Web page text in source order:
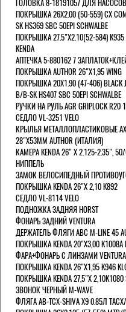
ГОЛОВКА 8-18191057 ДЛЯ НАСОСОВ
ПОКРЫШКА 26X2.00 (50-559) CX
SK HS369 SBC 50EPI SCHWALBE
ПОКРЫШКА 27.5"Х2.10(52-584) K935
KENDA
АПТЕЧКА 5-880162 7
ПОКРЫШКА AUTHOR 26"Х1,95 WING
ПОКРЫШКА 20X1.90 (47-406) BLACK
B/B-SK HS407 SBC 50EPI SCHWALBE
РУЧКИ НА РУЛЬ AGR GRIPLOCK R20
СЕДЛО VL-3251 VELO
КРЫЛЬЯ МЕТАЛЛОПЛАСТИКОВЫЕ
28"Х53ММ AUTHOR (ИТАЛИЯ)
КАМЕРА KENDA 26" Х 2.125-2.35",
НИППЕЛЬ
ЗАМОК ВЕЛОСИПЕДНЫЙ
ПОКРЫШКА KENDA 26"Х 2,10 K892
СЕДЛО VL-8114 VELO
ПОДНОЖКА ЗАДНЯЯ HORST
ФОНАРЬ ЗАДНИЙ VENTURA
ДЕРЖАТЕЛЬ ФЛЯГИ АВС M-LINE 45
ПОКРЫШКА KENDA 20"Х3,00 K1008A
ФАРА+ФОНАРЬ С ЛИНЗАМИ VENTURA
ПОКРЫШКА KENDA 26"Х1,95 K946
ПОКРЫШКА KENDA 27,5"Х 2,10K1080
ЗВОНОК ЧЕРНЫЙ M-WAVE
ФЛЯГА AB-TCX-SHIVA X9 0.85Л TACX/